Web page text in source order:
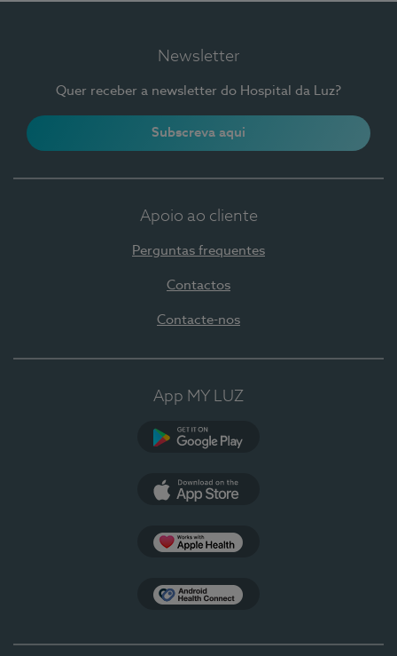
Newsletter
Quer receber a newsletter do Hospital da Luz?
Subscreva aqui
Apoio ao cliente
Perguntas frequentes
Contactos
Contacte-nos
App MY LUZ